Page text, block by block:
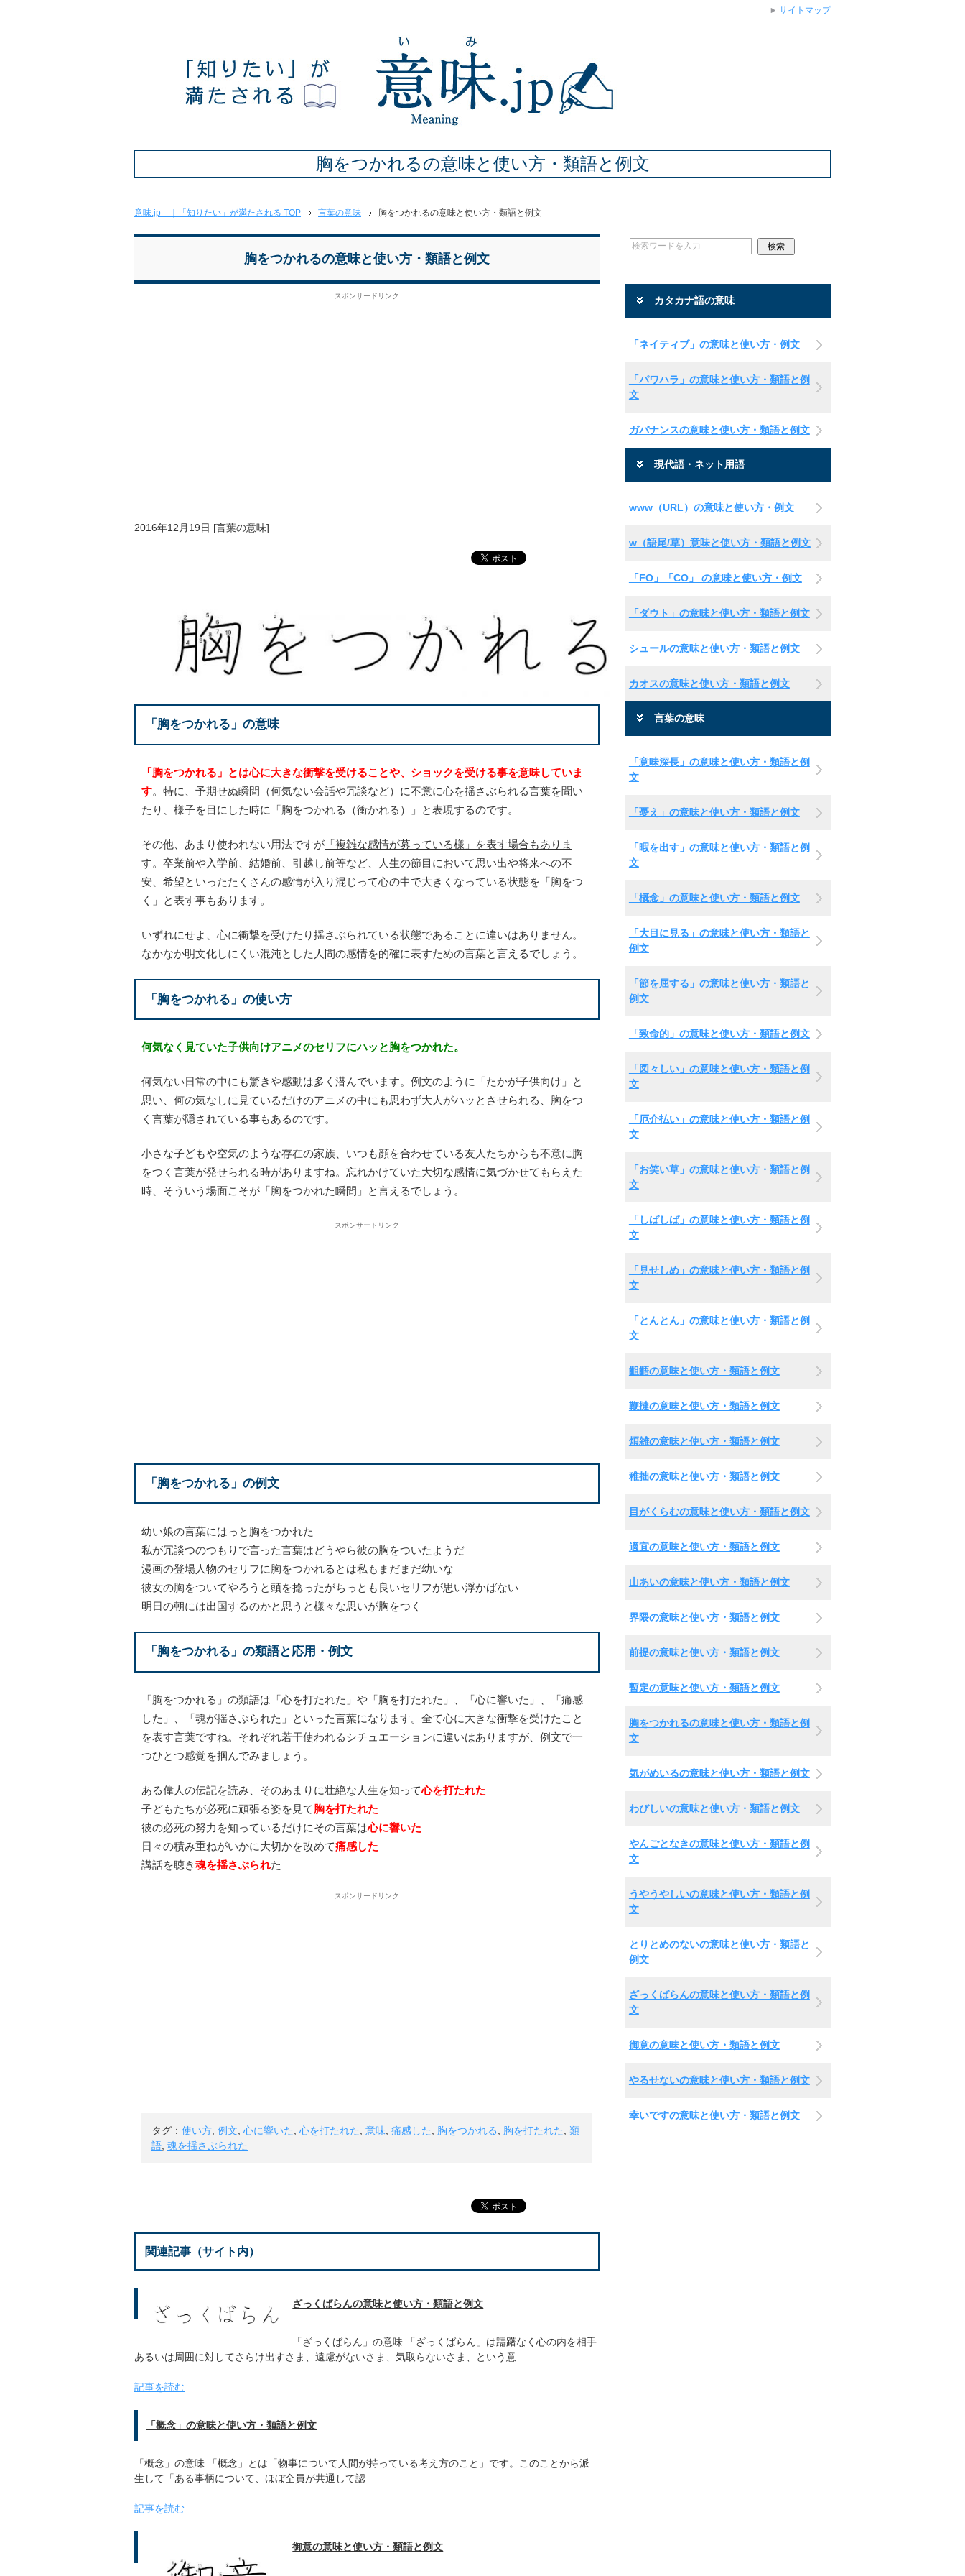
胸をつかれるの意味と使い方・類語と例文
意味.jp ｜「知りたい」が満たされる TOP 言葉の意味 胸をつかれるの意味と使い方・類語と例文
胸をつかれるの意味と使い方・類語と例文
スポンサードリンク
2016年12月19日 [言葉の意味]
「胸をつかれる」の意味
「胸をつかれる」とは心に大きな衝撃を受けることや、ショックを受ける事を意味していま
す。特に、予期せぬ瞬間（何気ない会話や冗談など）に不意に心を揺さぶられる言葉を聞い
たり、様子を目にした時に「胸をつかれる（衝かれる）」と表現するのです。
その他、あまり使われない用法ですが 「複雑な感情が募っている様」を表す場合もありま
す。卒業前や入学前、結婚前、引越し前等など、人生の節目において思い出や将来への不
安、希望といったたくさんの感情が入り混じって心の中で大きくなっている状態を「胸をつ
く」と表す事もあります。
いずれにせよ、心に衝撃を受けたり揺さぶられている状態であることに違いはありません。
なかなか明文化しにくい混沌とした人間の感情を的確に表すための言葉と言えるでしょう。
「胸をつかれる」の使い方
何気なく見ていた子供向けアニメのセリフにハッと胸をつかれた。
何気ない日常の中にも驚きや感動は多く潜んでいます。例文のように「たかが子供向け」と
思い、何の気なしに見ているだけのアニメの中にも思わず大人がハッとさせられる、胸をつ
く言葉が隠されている事もあるのです。
小さな子どもや空気のような存在の家族、いつも顔を合わせている友人たちからも不意に胸
をつく言葉が発せられる時がありますね。忘れかけていた大切な感情に気づかせてもらえた
時、そういう場面こそが「胸をつかれた瞬間」と言えるでしょう。
スポンサードリンク
「胸をつかれる」の例文
幼い娘の言葉にはっと胸をつかれた
私が冗談つのつもりで言った言葉はどうやら彼の胸をついたようだ
漫画の登場人物のセリフに胸をつかれるとは私もまだまだ幼いな
彼女の胸をついてやろうと頭を捻ったがちっとも良いセリフが思い浮かばない
明日の朝には出国するのかと思うと様々な思いが胸をつく
「胸をつかれる」の類語と応用・例文
「胸をつかれる」の類語は「心を打たれた」や「胸を打たれた」、「心に響いた」、「痛感
した」、「魂が揺さぶられた」といった言葉になります。全て心に大きな衝撃を受けたこと
を表す言葉ですね。それぞれ若干使われるシチュエーションに違いはありますが、例文で一
つひとつ感覚を掴んでみましょう。
ある偉人の伝記を読み、そのあまりに壮絶な人生を知って心を打たれた
子どもたちが必死に頑張る姿を見て胸を打たれた
彼の必死の努力を知っているだけにその言葉は心に響いた
日々の積み重ねがいかに大切かを改めて痛感した
講話を聴き魂を揺さぶられた
スポンサードリンク
タグ： 使い方 例文 心に響いた 心を打たれた 意味 痛感した 胸をつかれる 胸を打たれた
類
語 魂を揺さぶられた
関連記事（サイト内）
ざっくばらんの意味と使い方・類語と例文
「ざっくばらん」の意味 「ざっくばらん」は躊躇なく心の内を相手
あるいは周囲に対してさらけ出すさま、遠慮がないさま、気取らないさま、という意
記事を読む
「概念」の意味と使い方・類語と例文
「概念」の意味 「概念」とは「物事について人間が持っている考え方のこと」です。このことから派
生して「ある事柄について、ほぼ全員が共通して認
記事を読む
御意の意味と使い方・類語と例文
カタカナ語の意味
「ネイティブ」の意味と使い方・例文
「パワハラ」の意味と使い方・類語と例
文
ガバナンスの意味と使い方・類語と例文
現代語・ネット用語
www（URL）の意味と使い方・例文
w（語尾/草）意味と使い方・類語と例文
「FO」「CO」 の意味と使い方・例文
「ダウト」の意味と使い方・類語と例文
シュールの意味と使い方・類語と例文
カオスの意味と使い方・類語と例文
言葉の意味
「意味深長」の意味と使い方・類語と例
文
「憂え」の意味と使い方・類語と例文
「暇を出す」の意味と使い方・類語と例
文
「概念」の意味と使い方・類語と例文
「大目に見る」の意味と使い方・類語と
例文
「節を屈する」の意味と使い方・類語と
例文
「致命的」の意味と使い方・類語と例文
「図々しい」の意味と使い方・類語と例
文
「厄介払い」の意味と使い方・類語と例
文
「お笑い草」の意味と使い方・類語と例
文
「しばしば」の意味と使い方・類語と例
文
「見せしめ」の意味と使い方・類語と例
文
「とんとん」の意味と使い方・類語と例
文
齟齬の意味と使い方・類語と例文
鞭撻の意味と使い方・類語と例文
煩雑の意味と使い方・類語と例文
稚拙の意味と使い方・類語と例文
目がくらむの意味と使い方・類語と例文
適宜の意味と使い方・類語と例文
山あいの意味と使い方・類語と例文
界隈の意味と使い方・類語と例文
前提の意味と使い方・類語と例文
暫定の意味と使い方・類語と例文
胸をつかれるの意味と使い方・類語と例
文
気がめいるの意味と使い方・類語と例文
わびしいの意味と使い方・類語と例文
やんごとなきの意味と使い方・類語と例
文
うやうやしいの意味と使い方・類語と例
文
とりとめのないの意味と使い方・類語と
例文
ざっくばらんの意味と使い方・類語と例
文
御意の意味と使い方・類語と例文
やるせないの意味と使い方・類語と例文
幸いですの意味と使い方・類語と例文
サイトマップ